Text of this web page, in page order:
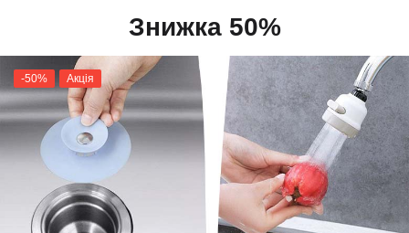
Знижка 50%
-50% Акція